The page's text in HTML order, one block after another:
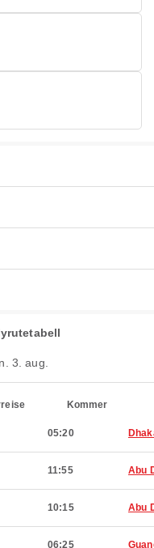
3. aug.
Kommer
05:20
11:55 Abu
10:15 Abu
06:25